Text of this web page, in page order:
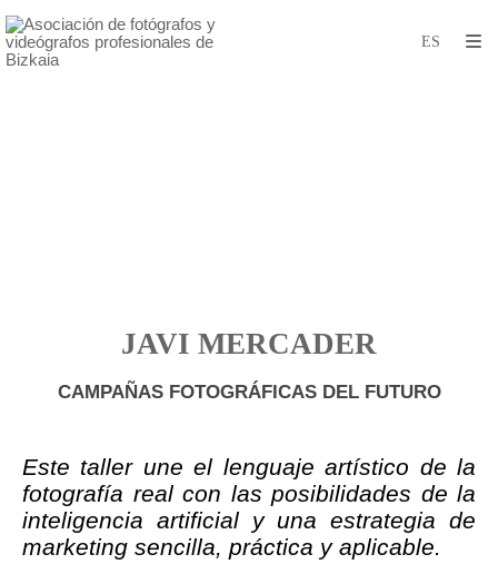
JAVI MERCADER
CAMPAÑAS FOTOGRÁFICAS DEL FUTURO
Este taller une el lenguaje artístico de la
fotografía real con las posibilidades de la
inteligencia artificial y unaestrategia de
marketing sencilla, práctica y aplicable.